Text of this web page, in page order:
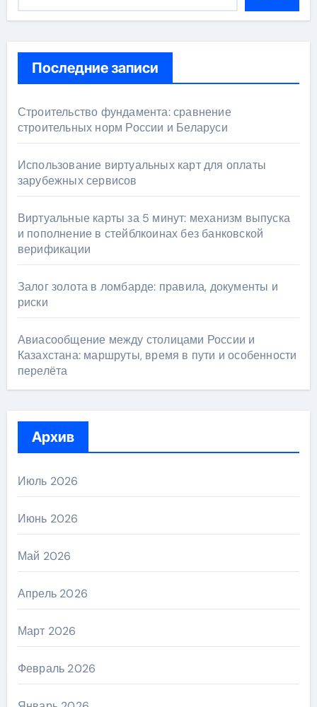
Последние записи
Строительство фундамента: сравнение
строительных норм России и Беларуси
Использование виртуальных карт для оплаты
зарубежных сервисов
Виртуальные карты за 5 минут: механизм выпуска
и пополнение в стейблкоинах без банковской
верификации
Залог золота в ломбарде: правила, документы и
риски
Авиасообщение между столицами России и
Казахстана: маршруты, время в пути и особенности
перелёта
Архив
Июль 2026
Июнь 2026
Май 2026
Апрель 2026
Март 2026
Февраль 2026